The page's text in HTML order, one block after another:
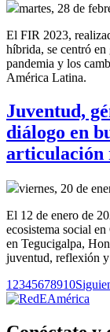
martes, 28 de
El FIR 2023,
híbrida, se centró
pandemia y los
América Latina.
Juventud,
diálogo en
articulación
viernes, 20 de
El 12 de enero de
ecosistema social
en Tegucigalpa,
juventud, reflexión
1 2345678910